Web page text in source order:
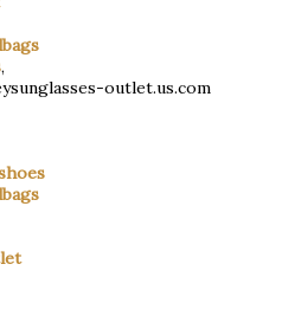
,
outlet.us.com